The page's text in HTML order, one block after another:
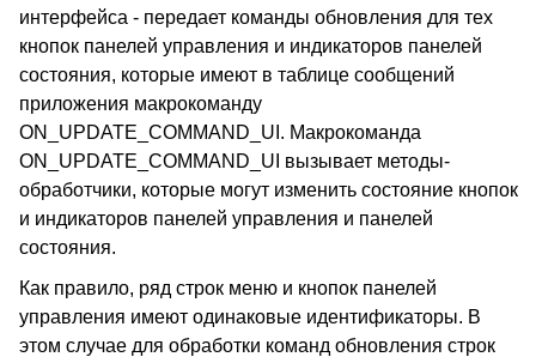
интерфейса - передает команды обновления для тех
кнопок панелей управления и индикаторов панелей
состояния, которые имеют в таблице сообщений
приложения макрокоманду
ON_UPDATE_COMMAND_UI. Макрокоманда
ON_UPDATE_COMMAND_UI вызывает методы-
обработчики, которые могут изменить состояние кнопок
и индикаторов панелей управления и панелей
состояния.
Как правило, ряд строк меню и кнопок панелей
управления имеют одинаковые идентификаторы. В
этом случае для обработки команд обновления строк